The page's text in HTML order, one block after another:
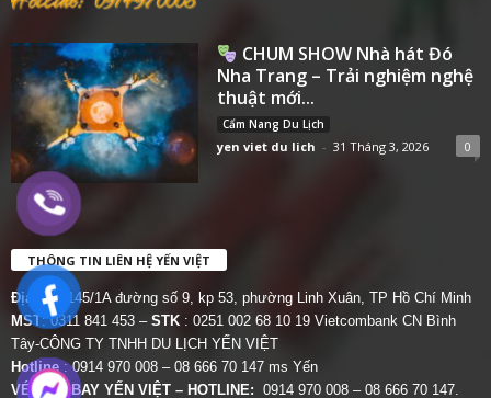
CHUM SHOW Nhà hát Đó
Nha Trang – Trải nghiệm nghệ
thuật mới...
Cẩm Nang Du Lịch
yen viet du lich - 31 Tháng 3, 2026 0
THÔNG TIN LIÊN HỆ YẾN VIỆT
Địa chỉ:
145/1A đường số 9, kp 53, phường Linh Xuân, TP Hồ Chí Minh
MST: 0311 841 453 – STK : 0251 002 68 10 19 Vietcombank CN Bình
Tây-CÔNG TY TNHH DU LỊCH YẾN VIỆT
Hotline : 0914 970 008 – 08 666 70 147 ms Yến
VÉ MÁY BAY YẾN VIỆT – HOTLINE: 0914 970 008 – 08 666 70 147.